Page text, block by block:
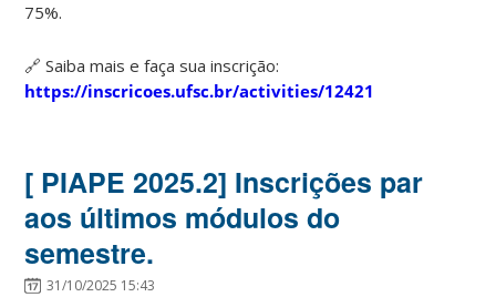
75%.
🔗 Saiba mais e faça sua inscrição:
https://inscricoes.ufsc.br/activities/12421
[ PIAPE 2025.2] Inscrições par
aos últimos módulos do
semestre.
31/10/2025 15:43